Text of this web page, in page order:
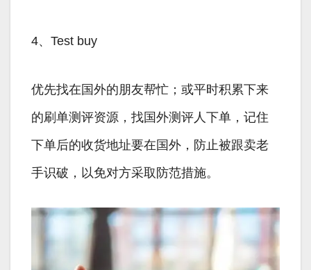
4、Test buy
优先找在国外的朋友帮忙；或平时积累下来
的刷单测评资源，找国外测评人下单，记住
下单后的收货地址要在国外，防止被跟卖老
手识破，以免对方采取防范措施。